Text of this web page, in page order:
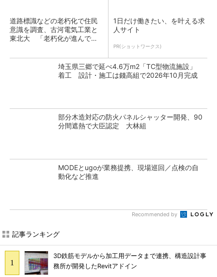
道路標識などの老朽化で住民
意識を調査、古河電気工業と
東北大 「老朽化が進んでい
1日だけ働きたい、を叶える求
人サイト
PR(ショットワークス)
埼玉県三郷で延べ4.6万m2「TC型物流施設」
着工 設計・施工は錢高組で2026年10月完成
部分木造対応の防火パネルシャッター開発、90
分間遮熱で大臣認定 大林組
MODEとugoが業務提携、現場巡回／点検の自
動化など推進
Recommended by
記事ランキング
3D鉄筋モデルから加工用データまで連携、構造設計事
務所が開発したRevitアドイン